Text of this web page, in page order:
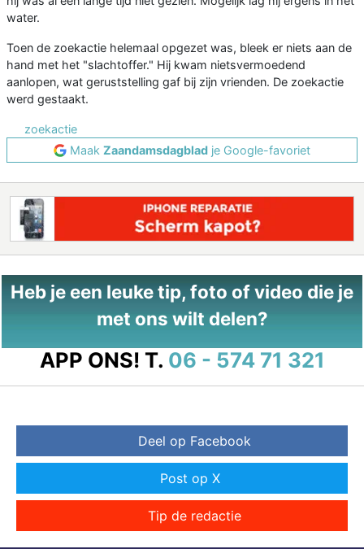
water.
Toen de zoekactie helemaal opgezet was, bleek er niets aan de
hand met het "slachtoffer." Hij kwam nietsvermoedend
aanlopen, wat geruststelling gaf bij zijn vrienden. De zoekactie
werd gestaakt.
zoekactie
Maak Zaandamsdagblad je Google-favoriet
Heb je een leuke tip, foto of video die je
met ons wilt delen?
APP ONS! T. 06 - 574 71 321
Deel op Facebook
Post op X
Tip de redactie